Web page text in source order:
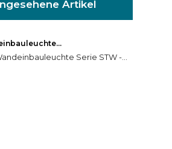
Artikel
Serie STW -...